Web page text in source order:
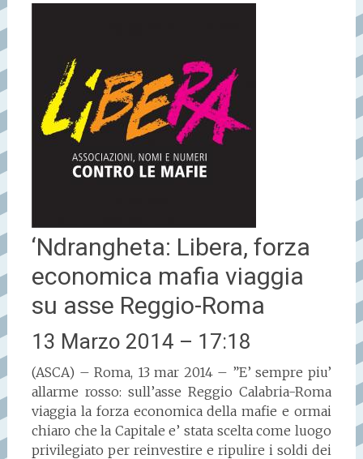
‘Ndrangheta: Libera, forza
economica mafia viaggia
su asse Reggio-Roma
13 Marzo 2014 – 17:18
(ASCA) – Roma, 13 mar 2014 – ”E’ sempre piu’
allarme rosso: sull’asse Reggio Calabria-Roma
viaggia la forza economica della mafie e ormai
chiaro che la Capitale e’ stata scelta come luogo
privilegiato per reinvestire e ripulire i soldi dei